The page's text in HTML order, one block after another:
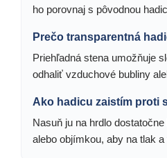
ho porovnaj s pôvodnou
Prečo transparentná
Priehľadná stena umožňuje
odhaliť vzduchové bubliny
Ako hadicu zaistím proti
Nasuň ju na hrdlo
alebo objímkou, aby na tlak